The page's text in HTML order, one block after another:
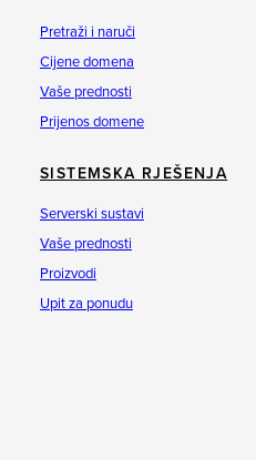
Pretraži i naruči
Cijene domena
Vaše prednosti
Prijenos domene
SISTEMSKA RJEŠENJA
Serverski sustavi
Vaše prednosti
Proizvodi
Upit za ponudu